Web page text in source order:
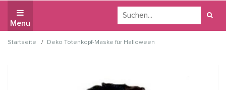
Menu
Startseite / Deko Totenkopf-Maske für Halloween